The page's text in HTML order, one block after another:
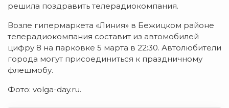
решила поздравить телерадиокомпания.
Возле гипермаркета «Линия» в Бежицком районе
телерадиокомпания составит из автомобилей
цифру 8 на парковке 5 марта в 22:30. Автолюбители
города могут присоединиться к праздничному
флешмобу.
Фото: volga-day.ru.